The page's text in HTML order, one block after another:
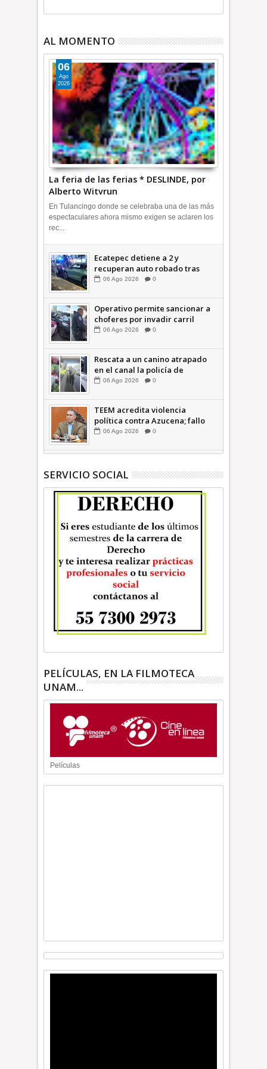
AL MOMENTO
La feria de las ferias * DESLINDE, por
Alberto Witvrun
06
Ago
2026
En Tulancingo donde se celebraba una de las más
espectaculares ahora mismo exigen se aclaren los
rec...
Ecatepec detiene a 2 y
recuperan auto robado tras
operativo con Tecámac +Video
06 Ago 2026 0
Operativo permite sancionar a
choferes por invadir carril
confinado: Ecatepec +Video |
06 Ago 2026 0
Rescata a un canino atrapado
en el canal la policía de
Ecatepec INFORMATIVA
06 Ago 2026 0
TEEM acredita violencia
política contra Azucena; fallo
confirma guerra sucia: Octavio
06 Ago 2026 0
SERVICIO SOCIAL
PELÍCULAS, EN LA FILMOTECA
UNAM...
Películas